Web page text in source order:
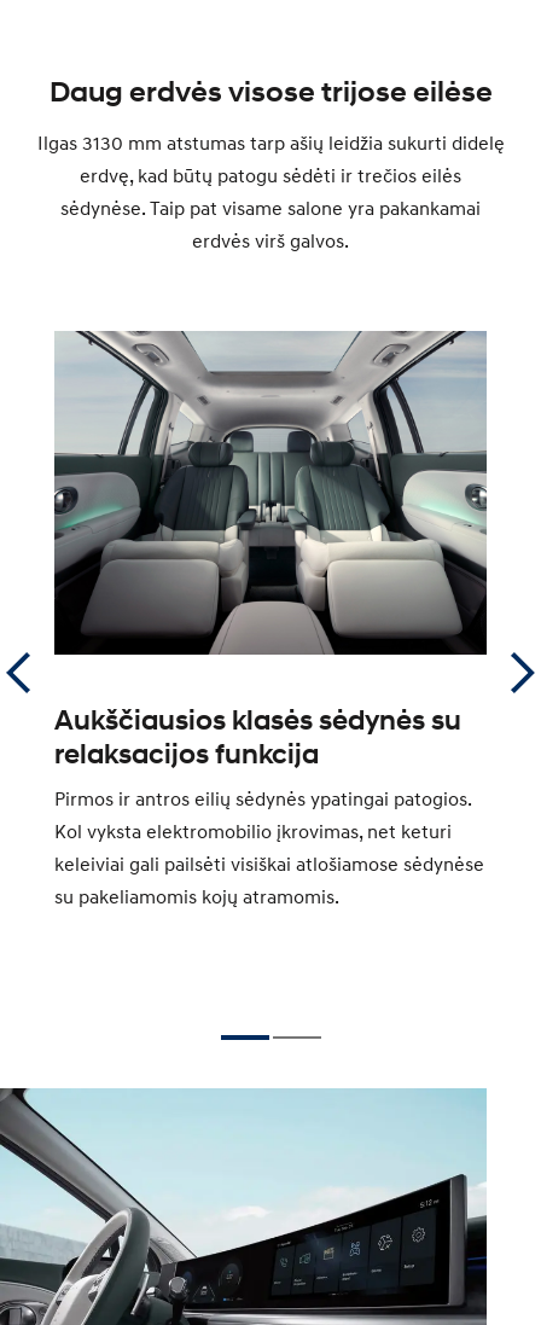
Daug erdvės visose trijose eilėse
Ilgas 3130 mm atstumas tarp ašių leidžia sukurti didelę
erdvę, kad būtų patogu sėdėti ir trečios eilės
sėdynėse. Taip pat visame salone yra pakankamai
erdvės virš galvos.
Aukščiausios klasės sėdynės su
relaksacijos funkcija
Pirmos ir antros eilių sėdynės ypatingai patogios.
Kol vyksta elektromobilio įkrovimas, net keturi
keleiviai gali pailsėti visiškai atlošiamose sėdynėse
su pakeliamomis kojų atramomis.